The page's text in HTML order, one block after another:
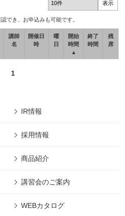
でき、お申込みも可能です。
講師
名
開催日
時
曜
日
開始
時間
▲
終了
時間
残
席
1
IR情報
採用情報
商品紹介
講習会のご案内
WEBカタログ